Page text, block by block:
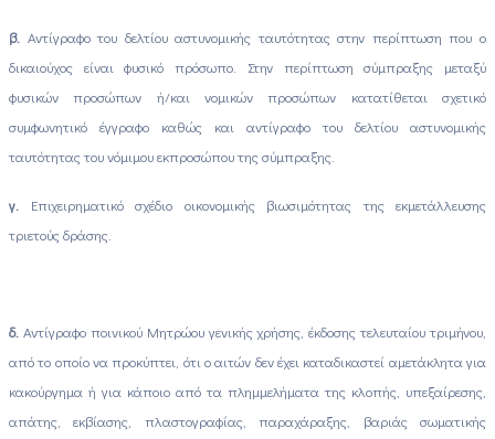
β. Αντίγραφο του δελτίου αστυνομικής ταυτότητας στην περίπτωση που ο
δικαιούχος είναι φυσικό πρόσωπο. Στην περίπτωση σύμπραξης μεταξύ
φυσικών προσώπων ή/και νομικών προσώπων κατατίθεται σχετικό
συμφωνητικό έγγραφο καθώς και αντίγραφο του δελτίου αστυνομικής
ταυτότητας του νόμιμου εκπροσώπου της σύμπραξης.
γ. Επιχειρηματικό σχέδιο οικονομικής βιωσιμότητας της εκμετάλλευσης
τριετούς δράσης.
δ. Αντίγραφο ποινικού Μητρώου γενικής χρήσης, έκδοσης τελευταίου τριμήνου,
από το οποίο να προκύπτει, ότι ο αιτών δεν έχει καταδικαστεί αμετάκλητα για
κακούργημα ή για κάποιο από τα πλημμελήματα της κλοπής, υπεξαίρεσης,
απάτης, εκβίασης, πλαστογραφίας, παραχάραξης, βαριάς σωματικής